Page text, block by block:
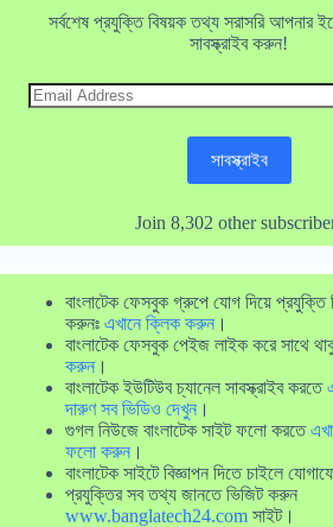
সর্বশেষ প্রযুক্তি বিষয়ক তথ্য সরাসরি আপনার
সাবস্ক্রাইব করুন!
Email
Address
সাবস্ক্রাইব
Join 8,302 other
বাংলাটেক ফেসবুক গ্রুপে যোগ দিয়ে
করুনঃ এখানে ক্লিক করুন ।
বাংলাটেক ফেসবুক পেইজ লাইক করে সাথে
করুন ।
বাংলাটেক ইউটিউব চ্যানেল সাবস্ক্রাইব করতে
দারুণ সব ভিডিও দেখুন ।
গুগল নিউজে বাংলাটেক সাইট ফলো করতে
ফলো করুন ।
বাংলাটেক সাইটে বিজ্ঞাপন দিতে চাইলে
প্রযুক্তির সব তথ্য জানতে ভিজিট করুন
www.banglatech24.com সাইট।